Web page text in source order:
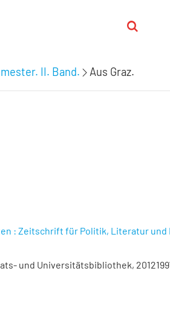
II. Band. Aus Graz.
: Zeitschrift für Politik, Literatur und
und Universitätsbibliothek,